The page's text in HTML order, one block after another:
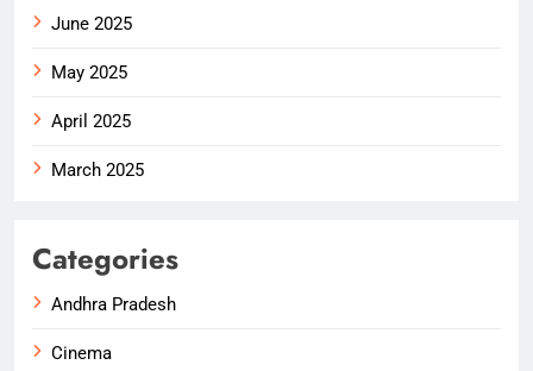
June 2025
May 2025
April 2025
March 2025
Categories
Andhra Pradesh
Cinema